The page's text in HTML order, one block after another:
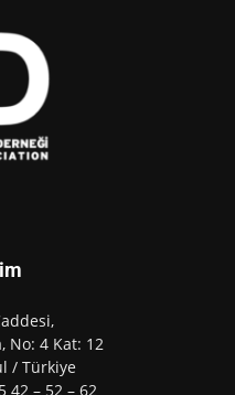
No: 4 Kat: 12
/ Türkiye
42 – 52 – 62